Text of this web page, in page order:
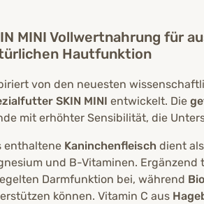
MINI Vollwertnahrung für
Hautfunktion
von den neuesten
SKIN MINI entwickelt. Die
mit erhöhter Sensibilität, die
enthaltene Kaninchenfleisch dient
und B-Vitaminen. Ergänzend
Darmfunktion bei, während
können. Vitamin C aus